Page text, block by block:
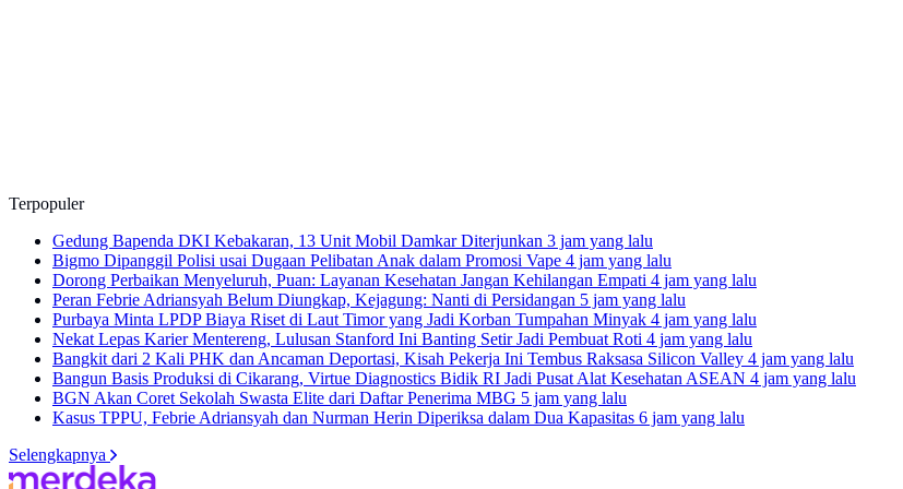
Terpopuler
Gedung Bapenda DKI Kebakaran, 13 Unit Mobil Damkar Diterjunkan 3 jam yang lalu
Bigmo Dipanggil Polisi usai Dugaan Pelibatan Anak dalam Promosi Vape 4 jam yang lalu
Dorong Perbaikan Menyeluruh, Puan: Layanan Kesehatan Jangan Kehilangan Empati 4 jam yang lalu
Peran Febrie Adriansyah Belum Diungkap, Kejagung: Nanti di Persidangan 5 jam yang lalu
Purbaya Minta LPDP Biaya Riset di Laut Timor yang Jadi Korban Tumpahan Minyak 4 jam yang lalu
Nekat Lepas Karier Mentereng, Lulusan Stanford Ini Banting Setir Jadi Pembuat Roti 4 jam yang lalu
Bangkit dari 2 Kali PHK dan Ancaman Deportasi, Kisah Pekerja Ini Tembus Raksasa Silicon Valley 4 jam yang lalu
Bangun Basis Produksi di Cikarang, Virtue Diagnostics Bidik RI Jadi Pusat Alat Kesehatan ASEAN 4 jam yang lalu
BGN Akan Coret Sekolah Swasta Elite dari Daftar Penerima MBG 5 jam yang lalu
Kasus TPPU, Febrie Adriansyah dan Nurman Herin Diperiksa dalam Dua Kapasitas 6 jam yang lalu
Selengkapnya